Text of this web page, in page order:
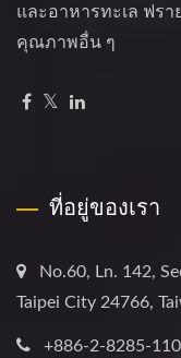
และอาหารทะเล ฟร
คุณภาพอื่น ๆ
ที่อยู่ของเรา
No.60, Ln. 142,
Taipei City 24766,
+886-2-8285-